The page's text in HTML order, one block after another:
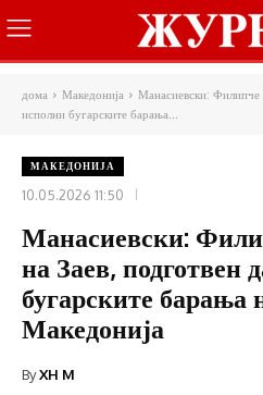
дома Македонија
Манасиевски: Филипче
исполни бугарските барања...
МАКЕДОНИЈА
10.05.2026 11:50
Манасиевски:
на Заев, подготвен
бугарските барања
Македонија
ByXH M